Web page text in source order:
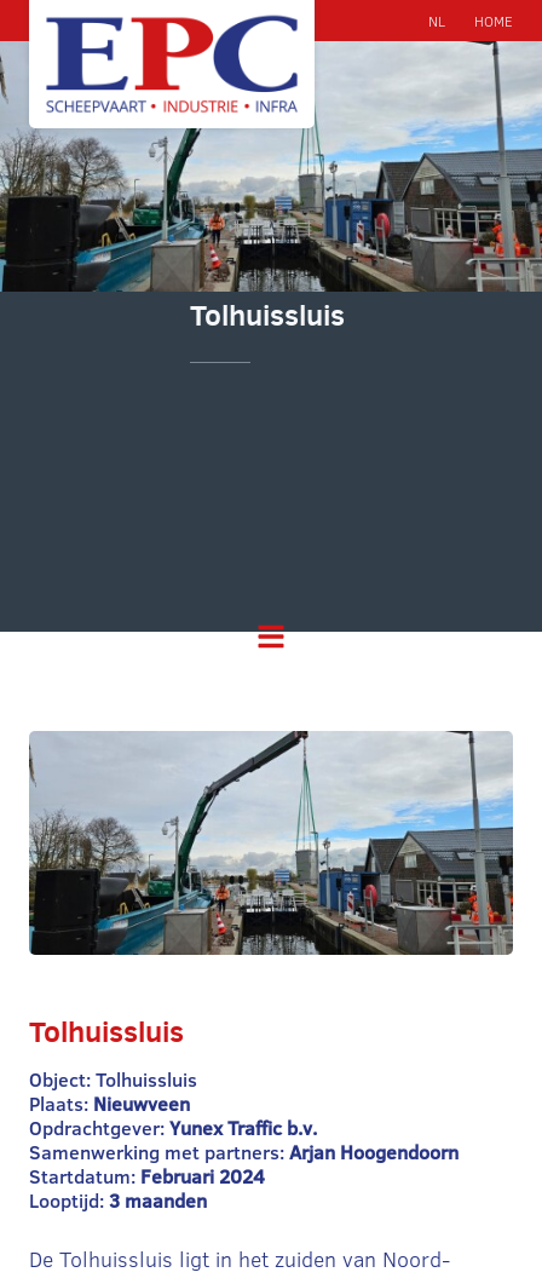
NL HOME
Tolhuissluis
Tolhuissluis
Object: Tolhuissluis
Plaats: Nieuwveen
Opdrachtgever:Yunex Traffic b.v.
Samenwerking met partners:Arjan Hoogendoorn
Startdatum: Februari 2024
Looptijd:3 maanden
De Tolhuissluis ligt in het zuiden van Noord-